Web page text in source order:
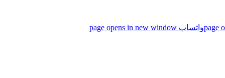
واتساپ page opens in new window